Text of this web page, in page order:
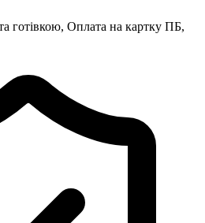
готівкою, Оплата на картку ПБ,